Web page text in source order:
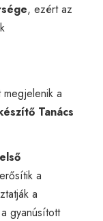
, ezért az
a
Tanács
első
a
a
gyanúsított